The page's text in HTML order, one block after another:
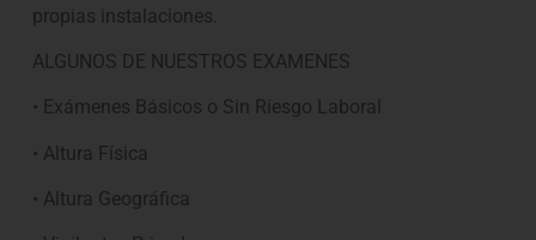
propias instalaciones.
ALGUNOS DE NUESTROS EXAMENES
• Exámenes Básicos o Sin Riesgo Laboral
• Altura Física
• Altura Geográfica